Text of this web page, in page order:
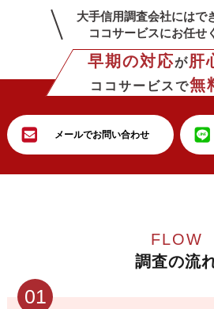
大手信用調査会社にはで
ココサービスにお任せ
早期の対応が肝
ココサービスで無
メールでお問い合わせ
FLOW
調査の流
01